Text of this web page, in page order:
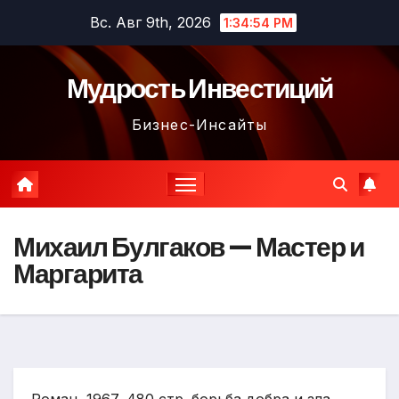
содержимому
Вс. Авг 9th, 2026 1:34:55 PM
Мудрость Инвестиций
Бизнес-Инсайты
Михаил Булгаков — Мастер и
Маргарита